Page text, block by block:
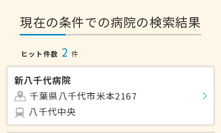
現在の条件での病院の検索結果
ヒット件数 2 件
新八千代病院
千葉県八千代市米本2167
八千代中央